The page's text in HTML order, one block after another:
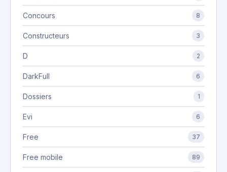
Concours 8
Constructeurs 3
D 2
DarkFull 6
Dossiers 1
Evi 6
Free 37
Free mobile 89